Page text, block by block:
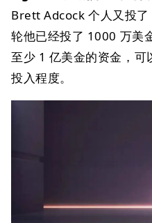
Brett Adcock 个人又投
轮他已经投了 1000 万美
至少 1 亿美金的资金，可
投入程度。